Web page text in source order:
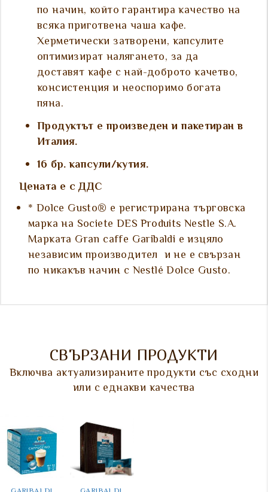
по начин, който гарантира качество на
всяка приготвена чаша кафе.
Херметически затворени, капсулите
оптимизират налягането, за да
доставят кафе с най-доброто качетво,
консистенция и неоспоримо богата
пяна.
Продуктът е произведен и пакетиран в
Италия.
16 бр. капсули/кутия.
Цената е с ДДС
* Dolce Gusto® е регистрирана търговска
марка на Societe DES Produits Nestle S.A.
Марката Gran caffe Garibaldi е изцяло
независим производител и не е свързан
по никакъв начин с Nestlé Dolce Gusto.
СВЪРЗАНИ ПРОДУКТИ
Включва актуализираните продукти със сходни
или с еднакви качества